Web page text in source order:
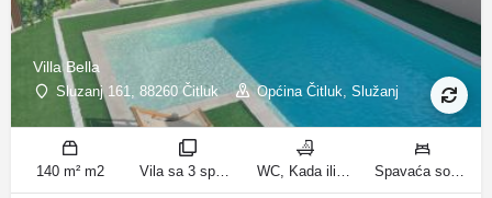
Villa Bella
Sluzanj 161, 88260 Čitluk Općina Čitluk, Služanj
140 m² m2 Vila sa 3 spavaće sobe sobe WC, Kada ili tuš kupatila Spavaća soba 1: 1 bračni krevet | Spavaća soba 2: 2 kreveta za jednu osobu | Spavaća soba 3: 2 kreveta za jednu osobu | Dnevni boravak: 1 kauč na razvlačenje ležaja